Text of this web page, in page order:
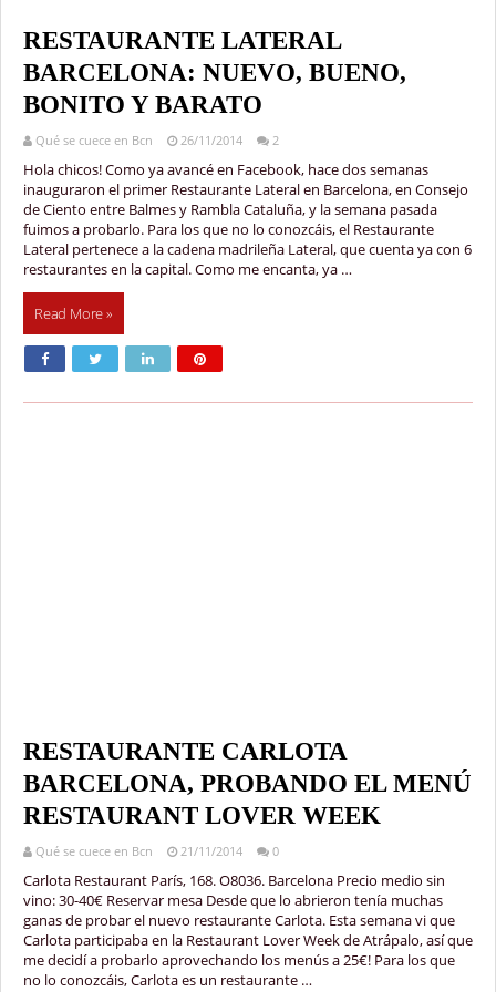
RESTAURANTE LATERAL
BARCELONA: NUEVO, BUENO,
BONITO Y BARATO
Qué se cuece en Bcn 26/11/2014 2
Hola chicos! Como ya avancé en Facebook, hace dos semanas
inauguraron el primer Restaurante Lateral en Barcelona, en Consejo
de Ciento entre Balmes y Rambla Cataluña, y la semana pasada
fuimos a probarlo. Para los que no lo conozcáis, el Restaurante
Lateral pertenece a la cadena madrileña Lateral, que cuenta ya con 6
restaurantes en la capital. Como me encanta, ya …
Read More »
RESTAURANTE CARLOTA
BARCELONA, PROBANDO EL MENÚ
RESTAURANT LOVER WEEK
Qué se cuece en Bcn 21/11/2014 0
Carlota Restaurant París, 168. O8036. Barcelona Precio medio sin
vino: 30-40€ Reservar mesa Desde que lo abrieron tenía muchas
ganas de probar el nuevo restaurante Carlota. Esta semana vi que
Carlota participaba en la Restaurant Lover Week de Atrápalo, así que
me decidí a probarlo aprovechando los menús a 25€! Para los que
no lo conozcáis, Carlota es un restaurante …